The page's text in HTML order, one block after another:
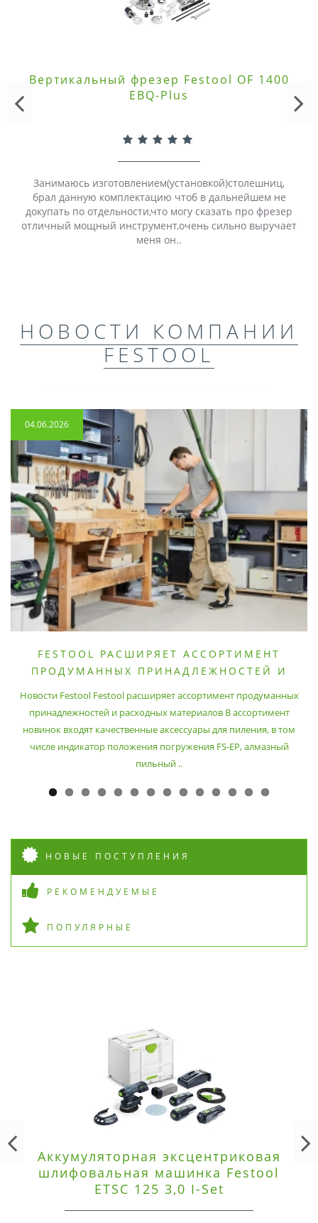
Вертикальный фрезер Festool OF 1400
EBQ-Plus
Занимаюсь изготовлением(установкой)столешниц,
брал данную комплектацию чтоб в дальнейшем не
докупать по отдельности,что могу сказать про фрезер
отличный мощный инструмент,очень сильно выручает
меня он..
НОВОСТИ КОМПАНИИ
FESTOOL
04.06.2026
FESTOOL РАСШИРЯЕТ АССОРТИМЕНТ
ПРОДУМАННЫХ ПРИНАДЛЕЖНОСТЕЙ И
Новости Festool Festool расширяет ассортимент продуманных
принадлежностей и расходных материалов В ассортимент
новинок входят качественные аксессуары для пиления, в том
числе индикатор положения погружения FS-EP, алмазный
пильный ..
НОВЫЕ ПОСТУПЛЕНИЯ
РЕКОМЕНДУЕМЫЕ
ПОПУЛЯРНЫЕ
Аккумуляторная эксцентриковая
шлифовальная машинка Festool
ETSC 125 3,0 I-Set